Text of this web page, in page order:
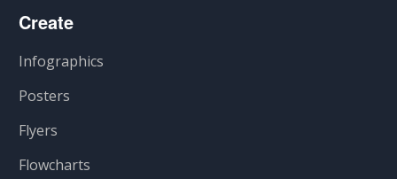
Create
Infographics
Posters
Flyers
Flowcharts